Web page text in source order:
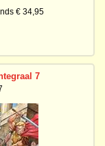
€ 34,95
7